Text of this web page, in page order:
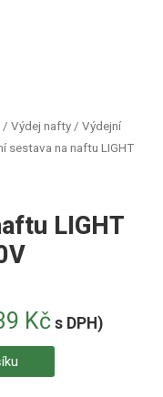
/ Výdej nafty / Výdejní
sestava na naftu LIGHT
LIGHT
Kč s DPH)